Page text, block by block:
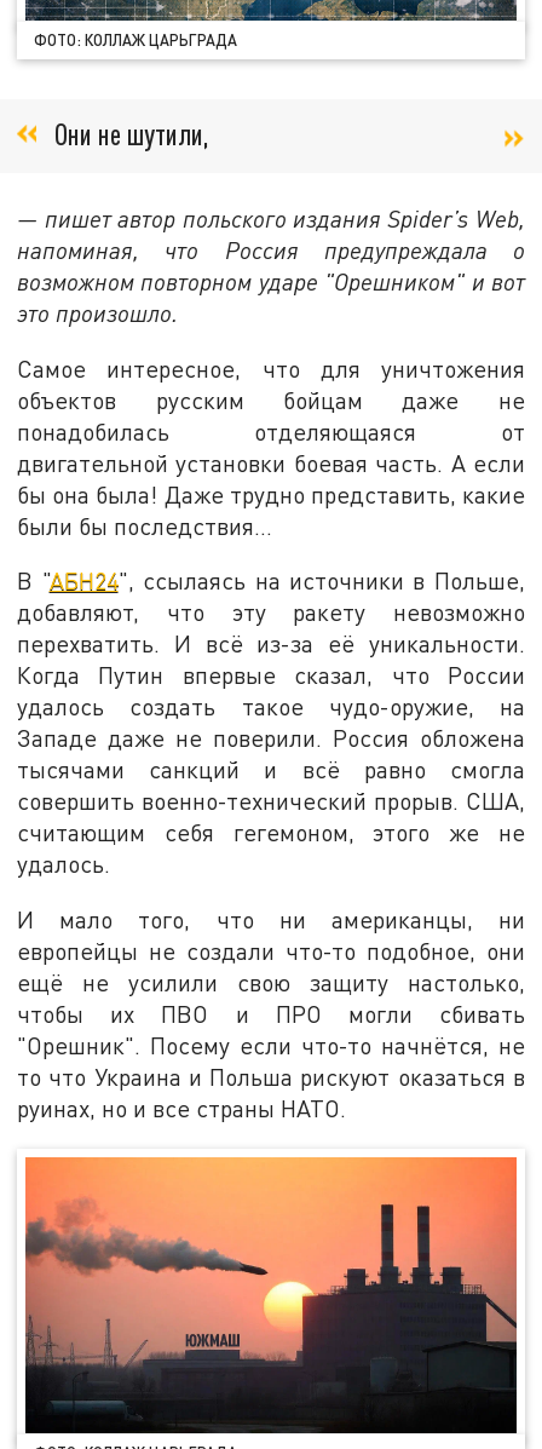
ФОТО: КОЛЛАЖ ЦАРЬГРАДА
Они не шутили,
— пишет автор польского издания Spider’s Web,
напоминая, что Россия предупреждала о
возможном повторном ударе "Орешником" и вот
это произошло.
Самое интересное, что для уничтожения
объектов русским бойцам даже не
понадобилась отделяющаяся от
двигательной установки боевая часть. А если
бы она была! Даже трудно представить, какие
были бы последствия…
В "АБН24", ссылаясь на источники в Польше,
добавляют, что эту ракету невозможно
перехватить. И всё из-за её уникальности.
Когда Путин впервые сказал, что России
удалось создать такое чудо-оружие, на
Западе даже не поверили. Россия обложена
тысячами санкций и всё равно смогла
совершить военно-технический прорыв. США,
считающим себя гегемоном, этого же не
удалось.
И мало того, что ни американцы, ни
европейцы не создали что-то подобное, они
ещё не усилили свою защиту настолько,
чтобы их ПВО и ПРО могли сбивать
"Орешник". Посему если что-то начнётся, не
то что Украина и Польша рискуют оказаться в
руинах, но и все страны НАТО.